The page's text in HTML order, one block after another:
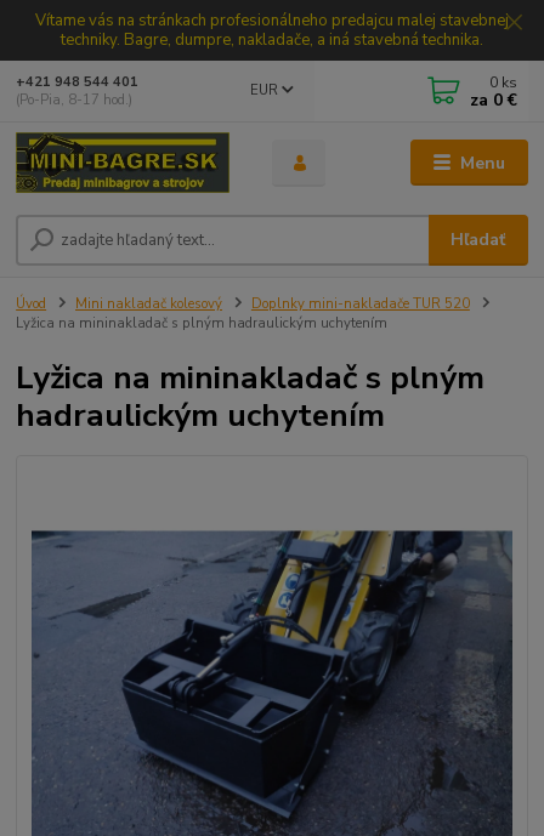
Vítame vás na stránkach profesionálneho predajcu malej stavebnej
techniky. Bagre, dumpre, nakladače, a iná stavebná technika.
Menu
EUR
Hľadať
+421 948 544 401
(Po-Pia, 8-17 hod.)
0 ks
za 0 €
Úvod Mini nakladač kolesový
Doplnky mini-nakladače TUR 520
Lyžica na mininakladač s plným hadraulickým uchytením
Lyžica na mininakladač s plným
hadraulickým uchytením